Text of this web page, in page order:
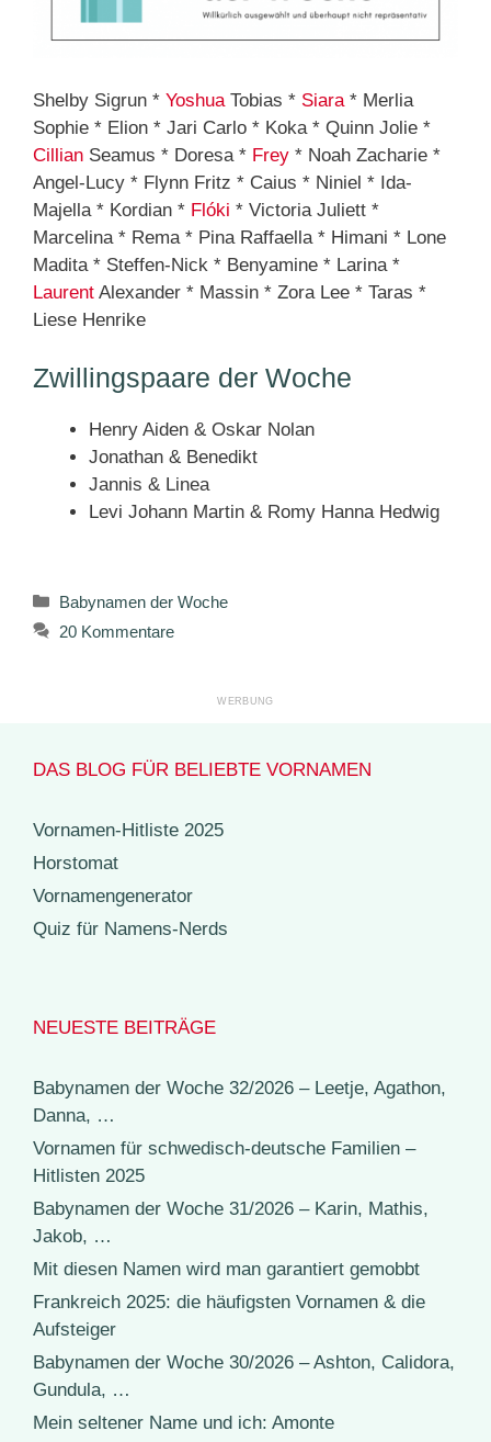
Shelby Sigrun * Yoshua Tobias * Siara * Merlia
Sophie * Elion * Jari Carlo * Koka * Quinn Jolie *
Cillian Seamus * Doresa * Frey * Noah Zacharie *
Angel-Lucy * Flynn Fritz * Caius * Niniel * Ida-
Majella * Kordian * Flóki * Victoria Juliett *
Marcelina * Rema * Pina Raffaella * Himani * Lone
Madita * Steffen-Nick * Benyamine * Larina *
Laurent Alexander * Massin * Zora Lee * Taras *
Liese Henrike
Zwillingspaare der Woche
Henry Aiden & Oskar Nolan
Jonathan & Benedikt
Jannis & Linea
Levi Johann Martin & Romy Hanna Hedwig
Kategorien
Babynamen der Woche
20 Kommentare
DAS BLOG FÜR BELIEBTE VORNAMEN
Vornamen-Hitliste 2025
Horstomat
Vornamengenerator
Quiz für Namens-Nerds
NEUESTE BEITRÄGE
Babynamen der Woche 32/2026 – Leetje, Agathon,
Danna, …
Vornamen für schwedisch-deutsche Familien –
Hitlisten 2025
Babynamen der Woche 31/2026 – Karin, Mathis,
Jakob, …
Mit diesen Namen wird man garantiert gemobbt
Frankreich 2025: die häufigsten Vornamen & die
Aufsteiger
Babynamen der Woche 30/2026 – Ashton, Calidora,
Gundula, …
Mein seltener Name und ich: Amonte